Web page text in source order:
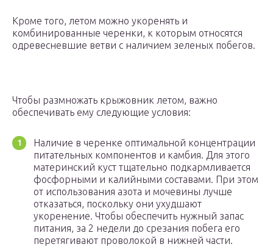
Кроме того, летом можно укоренять и
комбинированные черенки, к которым относятся
одревесневшие ветви с наличием зеленых побегов.
Чтобы размножать крыжовник летом, важно
обеспечивать ему следующие условия:
Наличие в черенке оптимальной концентрации
питательных компонентов и камбия. Для этого
материнский куст тщательно подкармливается
фосфорными и калийными составами. При этом
от использования азота и мочевины лучше
отказаться, поскольку они ухудшают
укоренение. Чтобы обеспечить нужный запас
питания, за 2 недели до срезания побега его
перетягивают проволокой в нижней части.